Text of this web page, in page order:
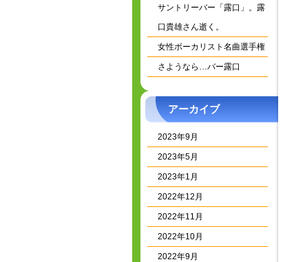
サントリーバー「露口」。露
口貴雄さん逝く。
女性ボーカリスト名曲選手権
さようなら…バー露口
アーカイブ
2023年9月
2023年5月
2023年1月
2022年12月
2022年11月
2022年10月
2022年9月